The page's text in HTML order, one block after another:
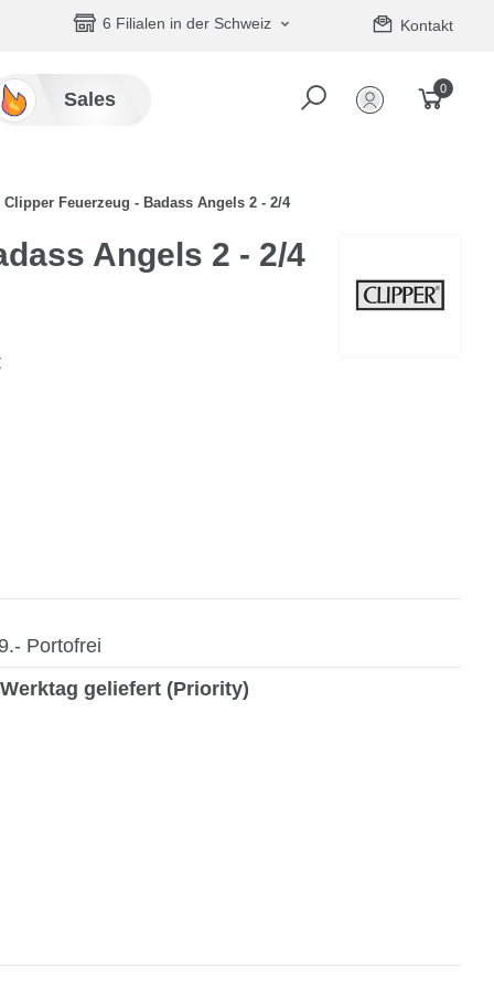
6 Filialen in der Schweiz Kontakt
Sales
0
Clipper Feuerzeug - Badass Angels 2 - 2/4
Angels 2 - 2/4
Portofrei
geliefert (Priority)